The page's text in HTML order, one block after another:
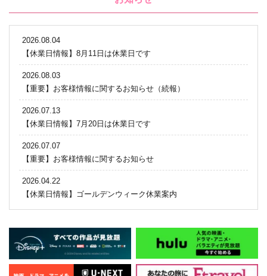
2026.08.04
【休業日情報】8月11日は休業日です
2026.08.03
【重要】お客様情報に関するお知らせ（続報）
2026.07.13
【休業日情報】7月20日は休業日です
2026.07.07
【重要】お客様情報に関するお知らせ
2026.04.22
【休業日情報】ゴールデンウィーク休業案内